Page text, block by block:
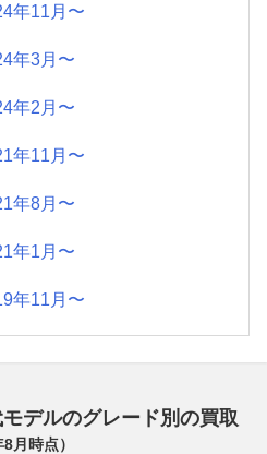
年11月〜
年3月〜
年2月〜
年11月〜
年8月〜
年1月〜
年11月〜
デルのグレード別の買取
月 時点）